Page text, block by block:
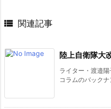
 関連記事
陸上自衛隊大
ライター・渡邉
コラムのバック